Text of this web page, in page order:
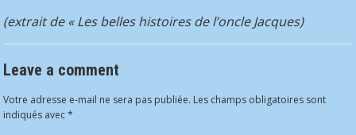
(extrait de « Les belles histoires de l’oncle Jacques)
Leave a comment
Votre adresse e-mail ne sera pas publiée. Les champs obligatoires sont
indiqués avec*